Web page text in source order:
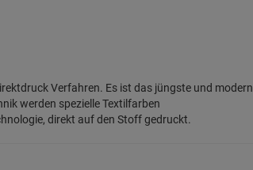
Verfahren. Es ist das jüngste und
werden spezielle Textilfarben
direkt auf den Stoff gedruckt.